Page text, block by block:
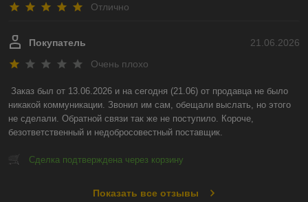
Отлично
21.06.2026
Покупатель
Очень плохо
Заказ был от 13.06.2026 и на сегодня (21.06) от продавца не было
никакой коммуникации. Звонил им сам, обещали выслать, но этого
не сделали. Обратной связи так же не поступило. Короче,
безответственный и недобросовестный поставщик.
Сделка подтверждена через корзину
Показать все отзывы